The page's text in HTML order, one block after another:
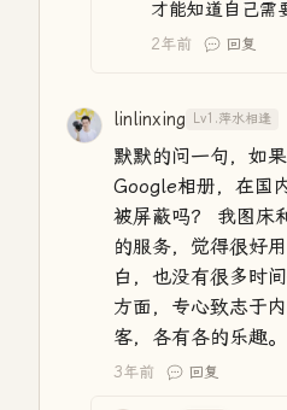
才能知道自己需
2年前 回复
linlinxing Lv1.萍水相逢
默默的问一句，如
Google相册，在国
被屏蔽吗？ 我图床
的服务，觉得很好
白，也没有很多时
方面，专心致志于
客，各有各的乐趣。
3年前 回复